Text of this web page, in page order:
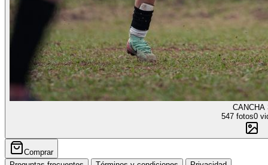
CANCHA
547 fotos0
Comprar